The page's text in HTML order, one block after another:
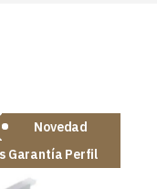
Novedad
Garantía Perfil